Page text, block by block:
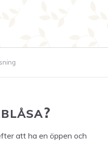
?
att ha en öppen och